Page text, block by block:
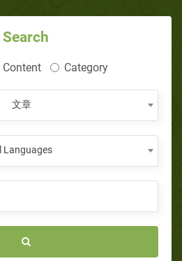
Search
Content Category
文章
Languages